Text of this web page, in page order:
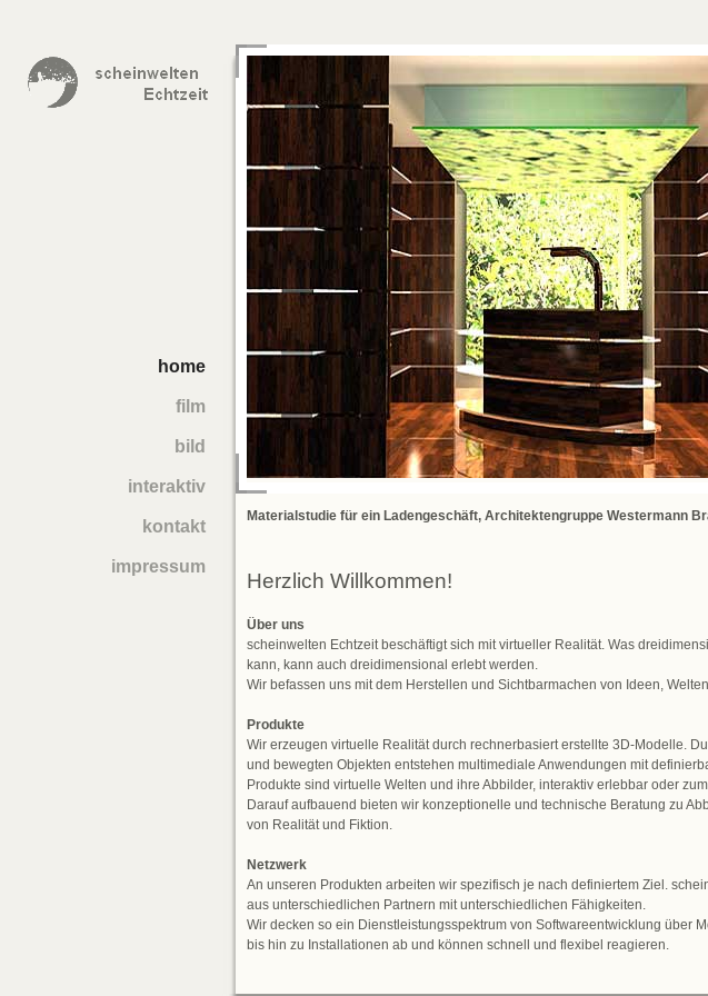
home
film
bild
interaktiv
kontakt
impressum
Materialstudie für ein Ladengeschäft, Architektengruppe Westermann
Herzlich Willkommen!
Über uns
scheinwelten Echtzeit beschäftigt sich mit virtueller Realität. Was
kann, kann auch dreidimensional erlebt werden.
Wir befassen uns mit dem Herstellen und Sichtbarmachen von Ideen,
Produkte
Wir erzeugen virtuelle Realität durch rechnerbasiert erstellte 3D-Modelle.
und bewegten Objekten entstehen multimediale Anwendungen mit
Produkte sind virtuelle Welten und ihre Abbilder, interaktiv erlebbar oder
Darauf aufbauend bieten wir konzeptionelle und technische Be­ratung zu
von Realität und Fiktion.
Netzwerk
An unseren Produkten arbeiten wir spezifisch je nach definiertem Ziel.
aus unterschiedlichen Partnern mit unterschiedlichen Fähigkeiten.
Wir decken so ein Dienstleistungsspektrum von Softwareentwicklung über
bis hin zu Installationen ab und können schnell und flexibel reagieren.